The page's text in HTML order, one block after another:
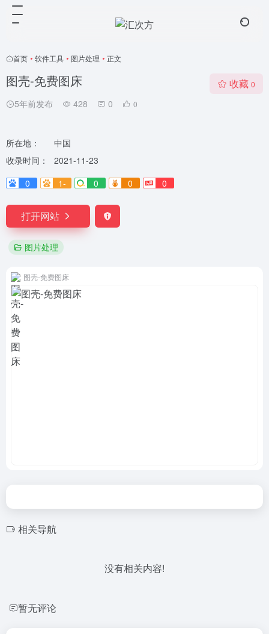
首页 • 软件工具 • 图片处理 • 正文
图壳-免费图床
5年前发布 428 0 0
收藏 0
所在地：
中国
收录时间：
2021-11-23
0
1- 0 0 0
打开网站
图片处理
图壳-免费图床
相关导航
没有相关内容!
暂无评论